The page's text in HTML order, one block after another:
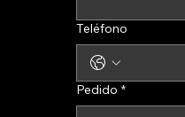
Teléfono
Pedido *